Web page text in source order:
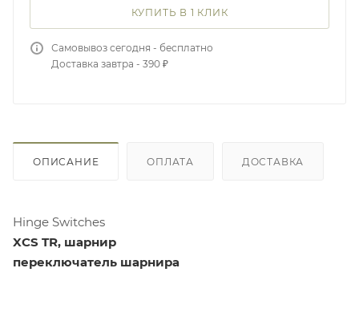
КУПИТЬ В 1 КЛИК
Самовывоз сегодня - бесплатно
Доставка завтра - 390 ₽
ОПИСАНИЕ ОПЛАТА ДОСТАВКА
Hinge Switches
XCS TR, шарнир
переключатель шарнира